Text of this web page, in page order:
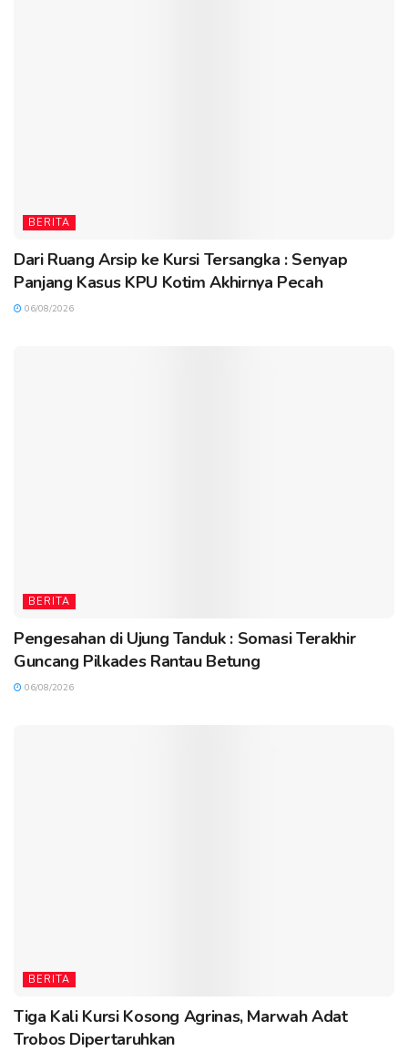
BERITA
Dari Ruang Arsip ke Kursi Tersangka : Senyap
Panjang Kasus KPU Kotim Akhirnya Pecah
06/08/2026
BERITA
Pengesahan di Ujung Tanduk : Somasi Terakhir
Guncang Pilkades Rantau Betung
06/08/2026
BERITA
Tiga Kali Kursi Kosong Agrinas, Marwah Adat
Trobos Dipertaruhkan